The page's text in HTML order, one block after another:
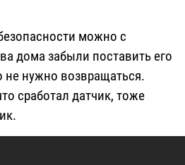
можно с
дома забыли поставить его
не нужно возвращаться.
сработал датчик, тоже